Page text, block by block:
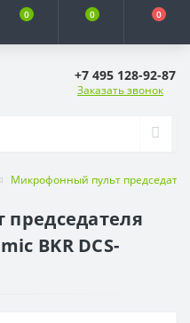
0 0 0
+7 495 128-92-87
Заказать звонок
Микрофонный пульт
BKR DCS-